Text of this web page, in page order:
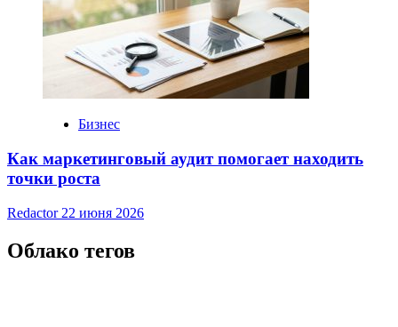
Бизнес
Как маркетинговый аудит помогает находить
точки роста
Redactor 22 июня 2026
Облако тегов